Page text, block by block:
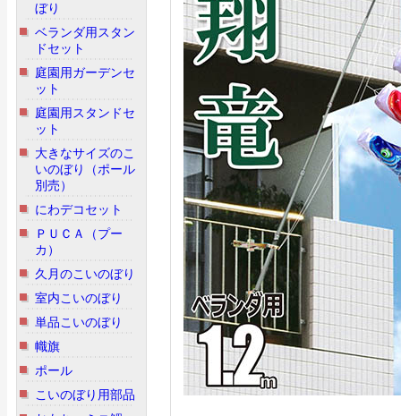
ぼり
ベランダ用スタン
ドセット
庭園用ガーデンセ
ット
庭園用スタンドセ
ット
大きなサイズのこ
いのぼり（ポール
別売）
にわデコセット
ＰＵＣＡ（プー
カ）
久月のこいのぼり
室内こいのぼり
単品こいのぼり
幟旗
ポール
こいのぼり用部品